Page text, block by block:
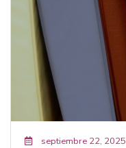
septiembre 22, 2025